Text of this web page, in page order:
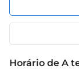
Cencosud
App Prezunic
Horário de A